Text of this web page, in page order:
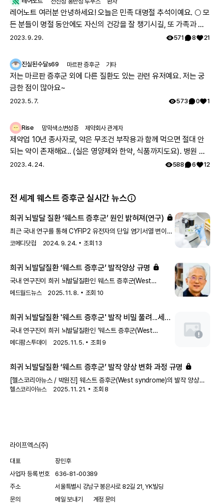
감사하겠습니다.
레어노트 여러분 안녕하세요! 오늘은 민족 대명절 추석이예요. 🌕 모
든 분들이 명절 동안에도 자신의 건강을 잘 챙기시길, 또 가족과 함
께 따뜻하고 행복한 시간 보내시길 레어노트팀이 기원하겠습니다!
2023. 9. 29. 571 8 21
진실된수달s69 마르판 증후군 기타
저는 마르판 증후군 외에 다른 질환도 있는 관련 유저예요. 저는 궁
금한 점이 많아요~
2023. 5. 7. 573 0 1
Rise 망막색소변성증 제약회사 관계자
제약업 10년 종사자로, 약은 무조건 부작용과 함께 먹으면 절대 안
되는 약이 존재해요.. (실은 영양제와 한약, 식품까지도요). 병원 여
러과를 도시면서 진료과에서 따로따로 치료약을 처방하는데, 의료
안전성을 제약사가 의무적으로(법적으로) 추적해야만 하기 때문에
약의 안전성(부작용, 약끼리 상호작용)에 대한정보는 해당제약사에
가장많아요~! 제약사 홈페이지에 가시면 정보를 확인하실 수 있고
제약사에 따로 medical informatics (MI) 대응 부서가 있어 전화,
이메일등으로 물어보실 수 있어요! 또 안전성 데이터를 수집하고 식
약의 상호작용을 고려하지 않고 처방되어 일어나는 부작용이 내가
아픈 증상이 나타나는 원인일수 있어 말씀드려요.
2023. 4. 24. 588 6 12
전 세계 웨스트 증후군 실시간 뉴스
희귀 뇌발달 질환 ‘웨스트 증후군’ 원인 밝혀져(연구)
최근 국내 연구를 통해 CYFIP2 유전자의 단일 염기서열 변이가
웨스트 증후군의 원인이 될 수 있음을 동물모델에서 확인했다.
코메디닷컴 2024. 9. 24. 조회13
희귀 뇌발달질환 ‘웨스트 증후군’ 발작양상 규명
국내 연구진이 희귀 뇌발달질환인 웨스트 증후군(West
syndrome)의 발작 양상 변화 과정을 동물모델을 통해 정밀히
김은준 단장, 한국기초과학지원연구원 김진영·정영애 박사팀은
공동연구를 통해 지금까지 발작 양상의 변화가 어떠한
신경생물학적 과정을 통해 일어나는지는 명확히 밝혀지지 않은
뇌발달질환으로
메드월드뉴스 2025. 11. 8. 조회 10
희귀 뇌발달질환 '웨스트 증후군' 발작 비밀 풀려...세포
대사 이상이 열쇠 - 메디팜스투데이
국내 연구진이 희귀 뇌발달질환인 ‘웨스트 증후군(West
syndrome)’의 발작 양상이 시간에 따라 어떻게 변화하는지를
메디팜스투데이 2025. 11. 5. 조회 9
희귀 뇌발달질환 ‘웨스트 증후군’ 발작 양상 변화 과정 규명
[헬스코리아뉴스 / 박원진] 웨스트 증후군(West syndrome)의 발작 양상
변화 과정을 동물모델에서 정밀히 규명한 연구 결과가 나왔다. 고려대학교
질환으로 영아연
헬스코리아뉴스 2025. 11. 21. 조회8
라이프엑스(주)
대표
장민후
사업자 등록 번호
636-81-00389
주소
서울특별시 강남구 봉은사로 82길 21, YK빌딩
문의
메일 보내기 계정 문의